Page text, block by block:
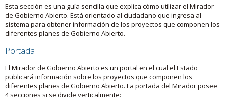
Esta sección es una guía sencilla que explica cómo utilizar el Mirador
de Gobierno Abierto. Está orientado al ciudadano que ingresa al
sistema para obtener información de los proyectos que componen los
diferentes planes de Gobierno Abierto.
Portada
El Mirador de Gobierno Abierto es un portal en el cual el Estado
publicará información sobre los proyectos que componen los
diferentes planes de Gobierno Abierto. La portada del Mirador posee
4 secciones si se divide verticalmente: